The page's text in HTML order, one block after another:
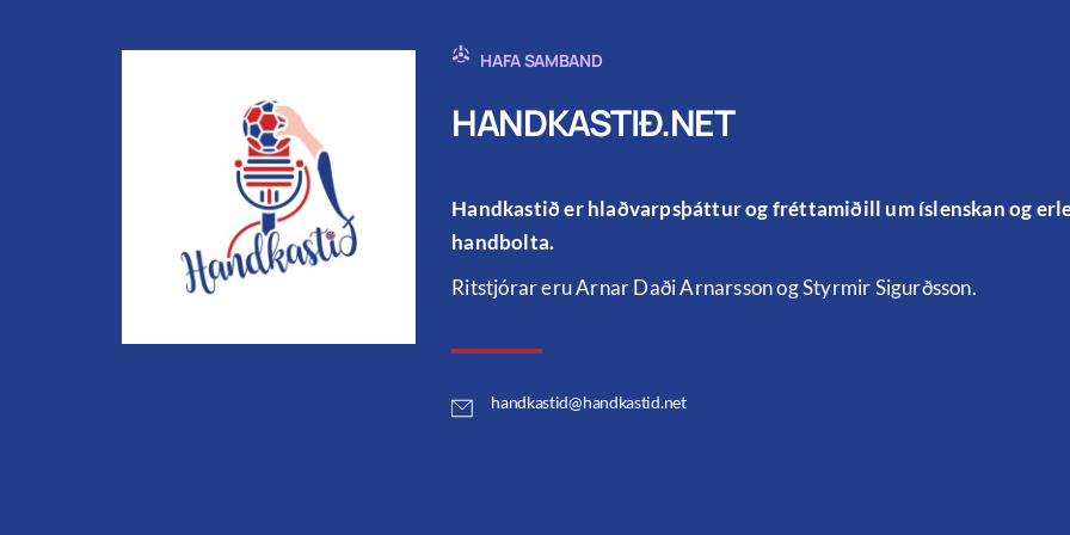
HAFA SAMBAND
HANDKASTIÐ.NET
Handkastið er hlaðvarpsþáttur og fréttamiðill um íslenskan og
handbolta.
Ritstjórar eru Arnar Daði Arnarsson og Styrmir Sigurðsson.
handkastid@handkastid.net